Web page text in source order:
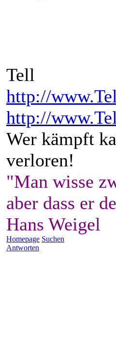
Tell
http://
http://
Wer kämpft
verloren!
"Man wisse
aber dass er
Hans Weigel
Homepage Suchen
Antworten